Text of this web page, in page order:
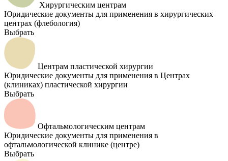
Хирургическим центрам
Юридические документы для применения в хирургических
центрах (флебология)
Выбрать
Центрам пластической хирургии
Юридические документы для применения в Центрах
(клиниках) пластической хирургии
Выбрать
Офтальмологическим центрам
Юридические документы для применения в
офтальмологической клинике (центре)
Выбрать